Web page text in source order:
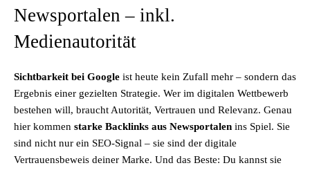
Newsportalen – inkl.
Medienautorität
Sichtbarkeit bei Google ist heute kein Zufall mehr – sondern das
Ergebnis einer gezielten Strategie. Wer im digitalen Wettbewerb
bestehen will, braucht Autorität, Vertrauen und Relevanz. Genau
hier kommen starke Backlinks aus Newsportalen ins Spiel. Sie
sind nicht nur ein SEO-Signal – sie sind der digitale
Vertrauensbeweis deiner Marke. Und das Beste: Du kannst sie